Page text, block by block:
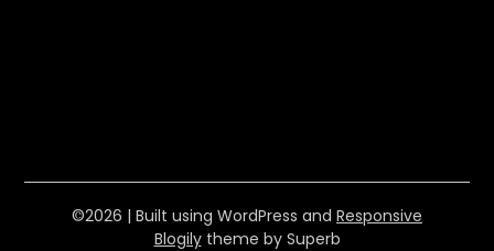
©2026 | Built using WordPress and Responsive
Blogilytheme by Superb